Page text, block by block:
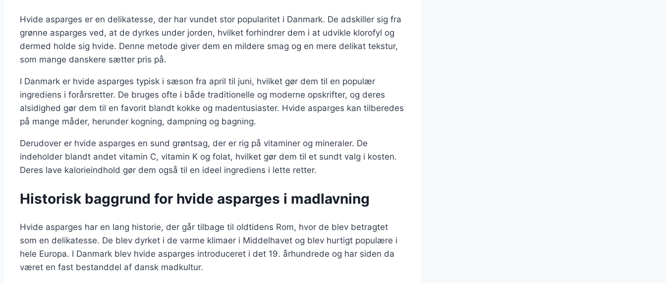
Hvide asparges er en delikatesse, der har vundet stor popularitet i Danmark. De adskiller sig fra
grønne asparges ved, at de dyrkes under jorden, hvilket forhindrer dem i at udvikle klorofyl og
dermed holde sig hvide. Denne metode giver dem en mildere smag og en mere delikat tekstur,
som mange danskere sætter pris på.
I Danmark er hvide asparges typisk i sæson fra april til juni, hvilket gør dem til en populær
ingrediens i forårsretter. De bruges ofte i både traditionelle og moderne opskrifter, og deres
alsidighed gør dem til en favorit blandt kokke og madentusiaster. Hvide asparges kan tilberedes
på mange måder, herunder kogning, dampning og bagning.
Derudover er hvide asparges en sund grøntsag, der er rig på vitaminer og mineraler. De
indeholder blandt andet vitamin C, vitamin K og folat, hvilket gør dem til et sundt valg i kosten.
Deres lave kalorieindhold gør dem også til en ideel ingrediens i lette retter.
Historisk baggrund for hvide asparges i madlavning
Hvide asparges har en lang historie, der går tilbage til oldtidens Rom, hvor de blev betragtet
som en delikatesse. De blev dyrket i de varme klimaer i Middelhavet og blev hurtigt populære i
hele Europa. I Danmark blev hvide asparges introduceret i det 19. århundrede og har siden da
været en fast bestanddel af dansk madkultur.